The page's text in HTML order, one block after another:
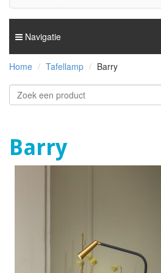
Navigatie
Home Tafellamp Barry
Barry